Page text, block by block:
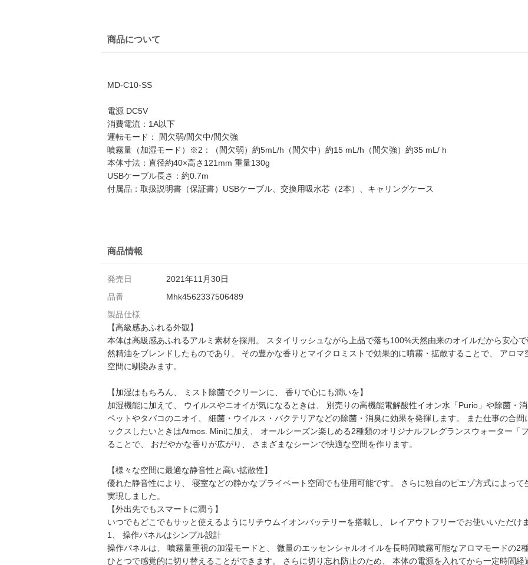
商品について
MD-C10-SS
電源 DC5V
消費電流：1A以下
運転モード： 間欠弱/間欠中/間欠強
噴霧量（加湿モード）※2：（間欠弱）約5mL/h（間欠中）約15 mL/h（間欠強）約35 mL/ h
本体寸法：直径約40×高さ121mm 重量130g
USBケーブル長さ：約0.7m
付属品：取扱説明書（保証書）USBケーブル、交換用吸水芯（2本）、キャリングケース
商品情報
発売日
2021年11月30日
品番
Mhk4562337506489
製品仕様
【高級感あふれる外観】
本体は高級感あふれるアルミ素材を採用。 スタイリッシュながら上品で落ち100%天然由来のオイルだから安心
然精油をブレンドしたものであり、 その豊かな香りとマイクロミストで効果的に噴霧・拡散することで、 アロ
空間に馴染みます。
【加湿はもちろん、 ミスト除菌でクリーンに、 香りで心にも潤いを】
加湿機能に加えて、 ウイルスやニオイが気になるときは、 別売りの高機能電解酸性イオン水「Purio」や除菌・
ペットやタバコのニオイ、 細菌・ウイルス・バクテリアなどの除菌・消臭に効果を発揮します。 また仕事の合
ックスしたいときはAtmos. Miniに加え、 オールシーズン楽しめる2種類のオリジナルフレグランスウォーター「
ることで、 おだやかな香りが広がり、 さまざまなシーンで快適な空間を作ります。
【様々な空間に最適な静音性と高い拡散性】
優れた静音性により、 寝室などの静かなプライベート空間でも使用可能です。 さらに独自のピエゾ方式によっ
実現しました。
【外出先でもスマートに潤う】
いつでもどこでもサッと使えるようにリチウムイオンバッテリーを搭載し、 レイアウトフリーでお使いいただけ
1、 操作パネルはシンプル設計
操作パネルは、 噴霧量重視の加湿モードと、 微量のエッセンシャルオイルを長時間噴霧可能なアロマモードの2
ひとつで感覚的に切り替えることができます。 さらに切り忘れ防止のため、 本体の電源を入れてから一定時間